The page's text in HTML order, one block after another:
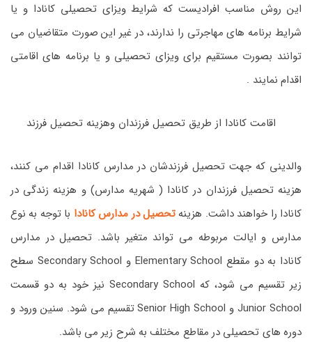
این روش مناسب افرادیست که شرایط ویزای تحصیلی کانادا و یا
شرایط برنامه های مهاجرتی را ندارند، در غیر این صورت متقاضیان می
توانند بصورت مستقیم برای ویزای تحصیلی و یا برنامه های اقامتی
اقدام نمایند .
اقامت کانادا از طریق تحصیل فرزندان وهزینه تحصیل فرزند
والدینی که جهت تحصیل فرزندشان در مدارس کانادا اقدام می کنند،
هزینه تحصیل فرزندان در کانادا ( شهریه مدارس) و هزینه زندگی در
کانادا را خواهند داشت. هزینهتحصیل در مدارس کانادا با توجه به نوع
مدارس و ایالت مربوطه می تواند متغیر باشد. تحصیل در مدارس
کانادا به دو مقطع Elementary School و Secondary School سطح
زیر تقسیم می شود، که Secondary School نیز خود به دو قسمت
Junior School و Senior High School تقسیم می شود. سنین ورود و
دوره های تحصیلی در مقاطع مختلف به شرح زیر می باشد.